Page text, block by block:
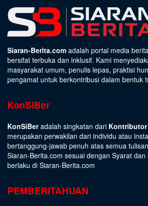
Siaran-Berita.com adalah portal media
bersifat terbuka dan inklusif. Kami
masyarakat umum, penulis lepas, praktisi
pengamat untuk berkontribusi dalam bentuk
KonSiBer
KonSiBeradalah singkatan dari Kontributor
merupakan perwakilan dari individu atau
bertanggung-jawab penuh atas semua
Siaran-Berita.com sesuai dengan Syarat dan
berlaku di Siaran-Berita.com
PEMBERITAHUAN